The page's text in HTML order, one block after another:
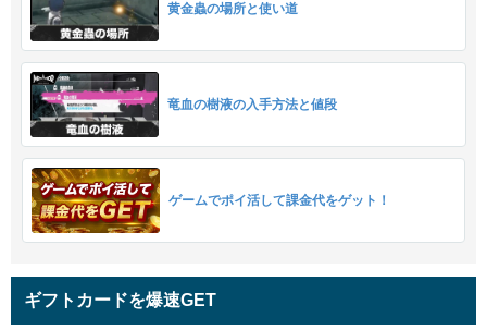
黄金蟲の場所と使い道
竜血の樹液の入手方法と値段
ゲームでポイ活して課金代をゲット！
ギフトカードを爆速GET